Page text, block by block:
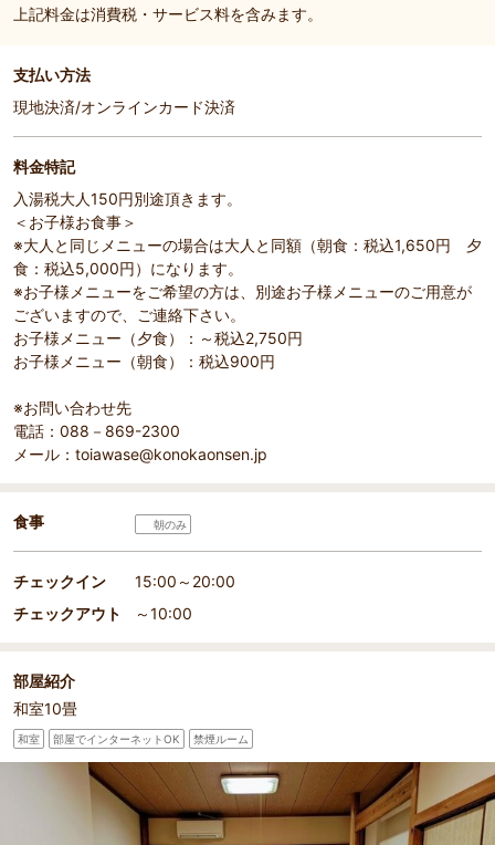
上記料金は消費税・サービス料を含みます。
支払い方法
現地決済/オンラインカード決済
料金特記
入湯税大人150円別途頂きます。
＜お子様お食事＞
※大人と同じメニューの場合は大人と同額（朝食：税込1,650円 夕
食：税込5,000円）になります。
※お子様メニューをご希望の方は、別途お子様メニューのご用意が
ございますので、ご連絡下さい。
お子様メニュー（夕食）：～税込2,750円
お子様メニュー（朝食）：税込900円
※お問い合わせ先
電話：088－869-2300
メール：toiawase@konokaonsen.jp
食事 朝のみ
チェックイン
15:00～20:00
チェックアウト
～10:00
部屋紹介
和室10畳
和室 部屋でインターネットOK 禁煙ルーム